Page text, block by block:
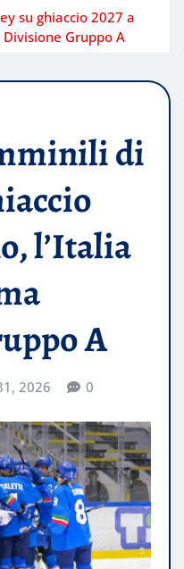
su ghiaccio 2027 a
Gruppo A
di
l’Italia
A
2026 0